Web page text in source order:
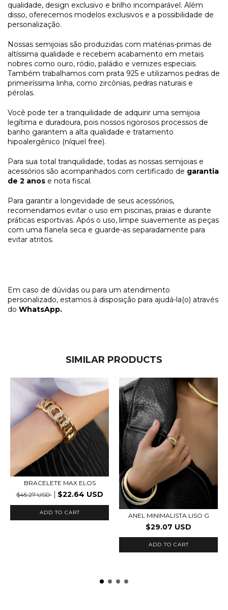
qualidade, design exclusivo e brilho incomparável. Além
disso, oferecemos modelos exclusivos e a possibilidade de
personalização.
Nossas semijoias são produzidas com matérias-primas de
altíssima qualidade e recebem acabamento em metais
nobres como ouro, ródio, paládio e vernizes especiais.
Também trabalhamos com prata 925 e utilizamos pedras de
primeiríssima linha, como zircônias, pedras naturais e
pérolas.
Você pode ter a tranquilidade de adquirir uma semijoia
legítima e duradoura, pois nossos rigorosos processos de
banho garantem a alta qualidade e tratamento
hipoalergênico (níquel free).
Para sua total tranquilidade, todas as nossas semijoias e
acessórios são acompanhados com certificado de garantia
de 2 anos e nota fiscal.
Para garantir a longevidade de seus acessórios,
recomendamos evitar o uso em piscinas, praias e durante
práticas esportivas. Após o uso, limpe suavemente as peças
com uma flanela seca e guarde-as separadamente para
evitar atritos.
Em caso de dúvidas ou para um atendimento
personalizado, estamos à disposição para ajudá-la(o) através
do WhatsApp.
SIMILAR PRODUCTS
BRACELETE MAX ELOS
$45.27 USD
$22.64 USD
ADD TO CART ANEL MINIMALISTA LISO G
$29.07 USD
ADD TO CART